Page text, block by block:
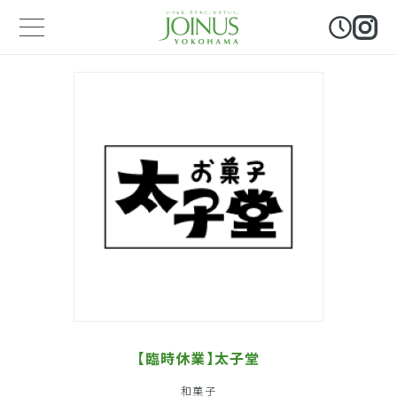
【臨時休業】太子堂
和菓子